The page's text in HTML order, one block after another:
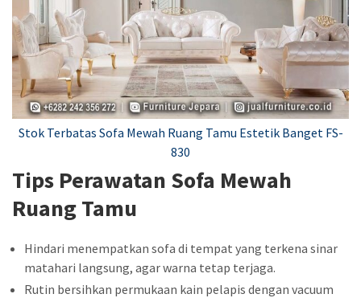
Stok Terbatas Sofa Mewah Ruang Tamu Estetik Banget FS-
830
Tips Perawatan Sofa Mewah
Ruang Tamu
Hindari menempatkan sofa di tempat yang terkena sinar
matahari langsung, agar warna tetap terjaga.
Rutin bersihkan permukaan kain pelapis dengan vacuum